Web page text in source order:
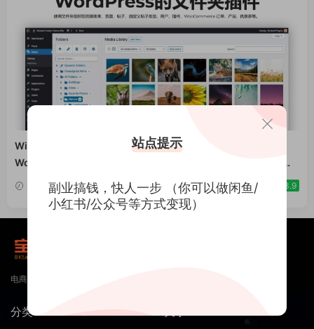
Wicked Folders Pro v3.1.2内容文件夹 WordPress插件
WooCommerce跨境电商市场独立站媒体/页面/文章文件管理工
具
2026-06-23 3.9
电商 外贸出海跨境电商 淘宝 天猫 抖音 视频号直播短视频自媒体运营资源
分类
站点提示
副业搞钱，快人一步 （你可以做闲鱼/
小红书/公众号等方式变现）